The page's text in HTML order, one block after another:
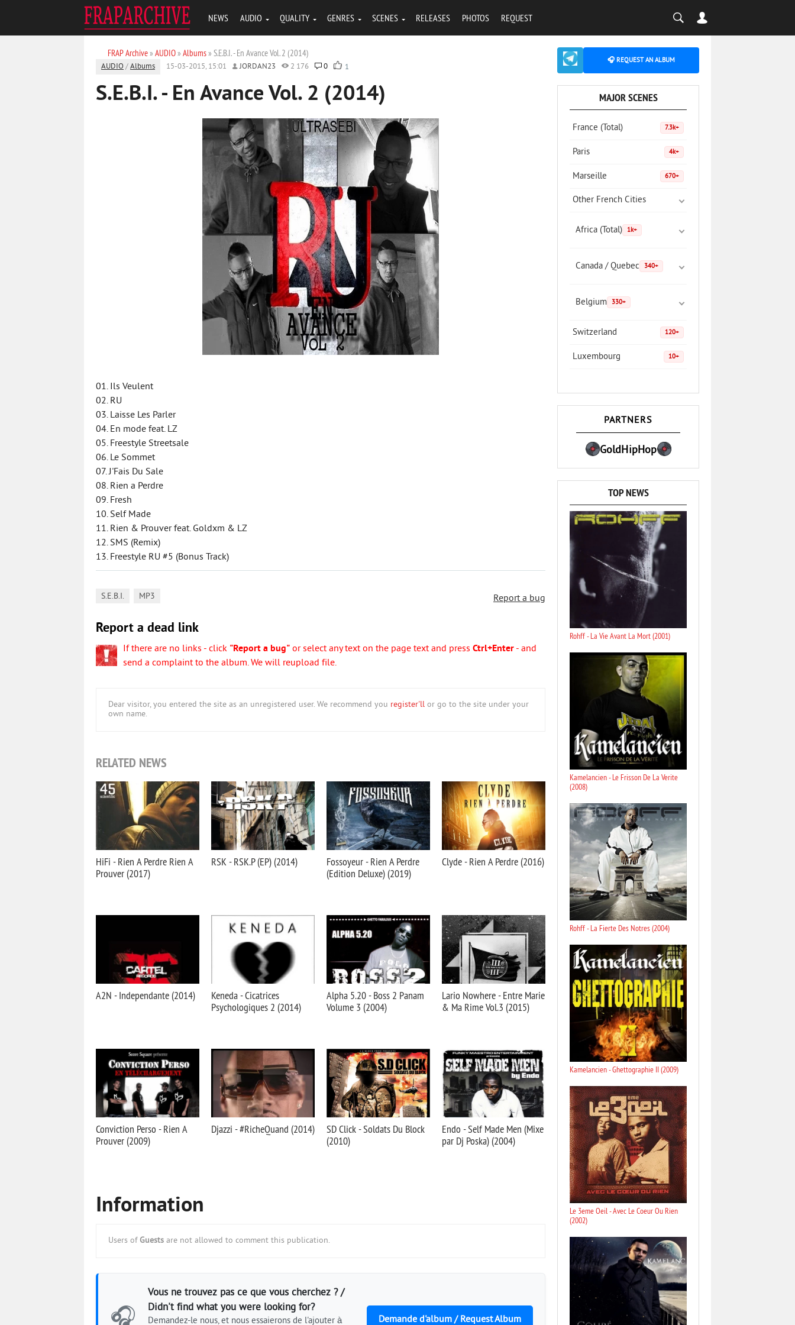
NEWS AUDIO QUALITY GENRES SCENES RELEASES PHOTOS REQUEST
FRAP Archive» AUDIO» Albums» S.E.B.I. - En Avance Vol. 2 (2014)
AUDIO /Albums 15-03-2015, 15:01 JORDAN23 2 176 0 1
S.E.B.I. - En Avance Vol. 2 (2014)
01. Ils Veulent
02. RU
03. Laisse Les Parler
04. En mode feat. LZ
05. Freestyle Streetsale
06. Le Sommet
07. J'Fais Du Sale
08. Rien a Perdre
09. Fresh
10. Self Made
11. Rien & Prouver feat. Goldxm & LZ
12. SMS (Remix)
13. Freestyle RU #5 (Bonus Track)
Report a bug
S.E.B.I. MP3
Report a dead link
If there are no links - click "Report a bug" or select any text on the page text and press Ctrl+Enter - and
send a complaint to the album. We will reupload file.
Dear visitor, you entered the site as an unregistered user. We recommend you register'll or go to the site under your
own name.
RELATED NEWS
HiFi - Rien A Perdre Rien A
Prouver (2017)
RSK - RSK.P (EP) (2014)
Fossoyeur - Rien A Perdre
(Edition Deluxe) (2019)
Clyde - Rien A Perdre (2016)
A2N - Independante (2014)
Keneda - Cicatrices
Psychologiques 2 (2014)
Alpha 5.20 - Boss 2 Panam
Volume 3 (2004)
Lario Nowhere - Entre Marie
& Ma Rime Vol.3 (2015)
Conviction Perso - Rien A
Prouver (2009)
Djazzi - #RicheQuand (2014)
SD Click - Soldats Du Block
(2010)
Endo - Self Made Men (Mixe
par Dj Poska) (2004)
Information
Users of Guests are not allowed to comment this publication.
Vous ne trouvez pas ce que vous cherchez ? /
Didn't find what you were looking for?
Demandez-le nous, et nous essaierons de l'ajouter à
Demande d'album / Request Album
🎧 REQUEST AN ALBUM
MAJOR SCENES
France (Total) 7.3k+
Paris 4k+
Marseille 670+
Other French Cities
Africa (Total) 1k+
Canada / Quebec 340+
Belgium 330+
Switzerland 120+
Luxembourg 10+
PARTNERS
GoldHipHop
TOP NEWS
Rohff - La Vie Avant La Mort (2001)
Kamelancien - Le Frisson De La Verite
(2008)
Rohff - La Fierte Des Notres (2004)
Kamelancien - Ghettographie II (2009)
Le 3eme Oeil - Avec Le Coeur Ou Rien
(2002)